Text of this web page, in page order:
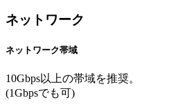
ネットワーク
ネットワーク帯域
10Gbps以上の帯域を推奨。
(1Gbpsでも可)